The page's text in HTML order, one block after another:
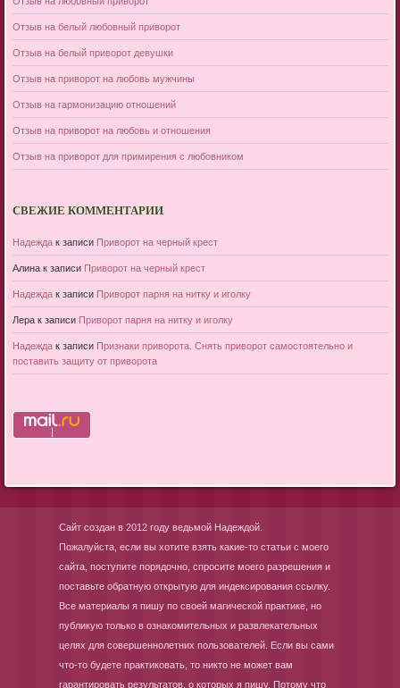
Отзыв на белый любовный приворот
Отзыв на белый приворот девушки
Отзыв на приворот на любовь мужчины
Отзыв на гармонизацию отношений
Отзыв на приворот на любовь и отношения
Отзыв на приворот для примирения с любовником
СВЕЖИЕ КОММЕНТАРИИ
Надеждак записи Приворот на черный крест
Алинак записи Приворот на черный крест
Надеждак записи Приворот парня на нитку и иголку
Лерак записи Приворот парня на нитку и иголку
Надеждак записи Признаки приворота. Снять приворот самостоятельно и
поставить защиту от приворота
Сайт создан в 2012 году ведьмой Надеждой.
Пожалуйста, если вы хотите взять какие-то статьи с моего
сайта, поступите порядочно, спросите моего разрешения и
поставьте обратную открытую для индексирования ссылку.
Все материалы я пишу по своей магической практике, но
публикую только в ознакомительных и развлекательных
целях для совершеннолетних пользователей. Если вы сами
что-то будете практиковать, то никто не может вам
гарантировать результатов, о которых я пишу. Потому что